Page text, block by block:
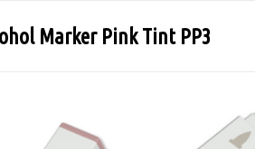
Marker Pink Tint PP3